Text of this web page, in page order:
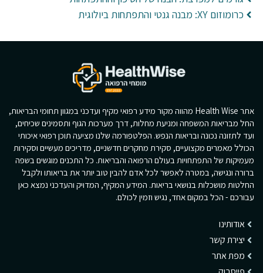
כרומוזום XY: מבנה גנטי והתפתחות ביולוגית
אתר Health Wise מהווה מקור מידע רפואי מקיף ועדכני במגוון תחומי הבריאות,
החל מבריאות המשפחה ומניעת מחלות, דרך מערכות הגוף ותסמינים שכיחים,
ועד לתזונה נכונה ובריאות הנפש. הפלטפורמה שלנו מציעה תוכן רפואי איכותי
הכולל מאמרים מקצועיים, סקירת מחקרים חדשניים, מדריכים מעשיים וסקירות
מעמיקות של התפתחויות בעולם הרפואה והבריאות. כל התכנים מוגשים בשפה
ברורה ונגישה, במטרה לאפשר לכל אדם להבין טוב יותר את בריאותו ולקבל
החלטות מושכלות בנושאי בריאות. המידע המקיף, המדויק והעדכני נמצא כאן
עבורכם - הכל במקום אחד, נגיש וזמין לכולם.
אודותינו
יצירת קשר
מפת אתר